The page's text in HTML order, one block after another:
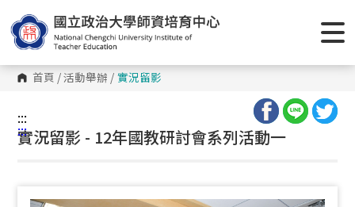
到
主
要
內
容
區 首頁 /活動舉辦 / 實況留影
:::
:::
實況留影 - 12年國教研討會系列活動一